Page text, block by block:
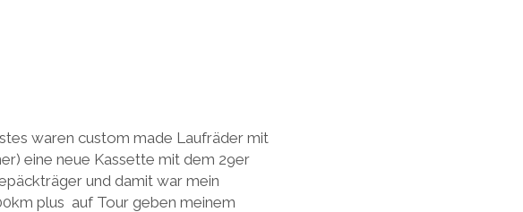
waren custom made Laufräder mit
eine neue Kassette mit dem 29er
und damit war mein
plus auf Tour geben meinem